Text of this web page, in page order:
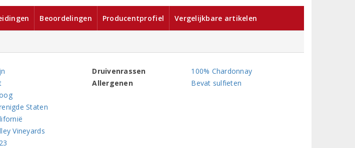
Beoordelingen Producentprofiel Vergelijkbare artikelen
Staten
Vineyards
Druivenrassen
100% Chardonnay
Allergenen
Bevat sulfieten